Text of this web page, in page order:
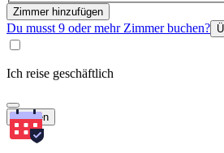
Zimmer hinzufügen
Du musst 9 oder mehr Zimmer buchen?
Ich reise geschäftlich
Suchen